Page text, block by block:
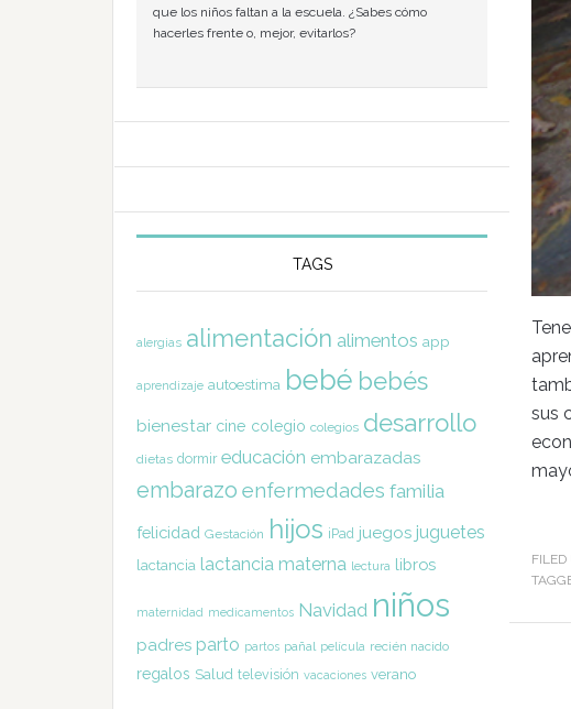
sus
FILED
que los niños faltan a la escuela. ¿Sabes cómo
hacerles frente o, mejor, evitarlos?
TAGS
alergias alimentación alimentos app
aprendizaje autoestima bebé bebés
bienestar cine colegio colegios desarrollo
dietas dormir educación embarazadas
embarazo enfermedades familia
felicidad Gestación hijos iPad juegos juguetes
lactancia lactancia materna lectura libros
maternidad medicamentos Navidad niños
padres parto partos pañal película recién nacido
regalos Salud televisión vacaciones verano